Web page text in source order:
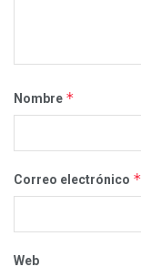
Nombre *
Correo electrónico *
Web